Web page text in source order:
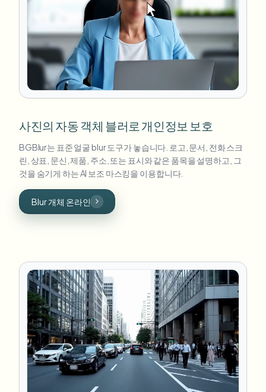
사진의 자동 객체 블러로 개인정보 보호
BGBlur는 표준 얼굴 blur 도구가 놓습니다. 로고, 문서, 전화 스크
린, 상표, 문신, 제품, 주소, 또는 표시와 같은 품목을 설명하고, 그
것을 숨기게 하는 AI 보조 마스킹을 이용합니다.
Blur 개체 온라인